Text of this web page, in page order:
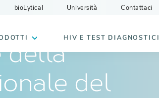
bioLytical Università Contattaci
HIV E TEST DIAGNOSTICI
della
del